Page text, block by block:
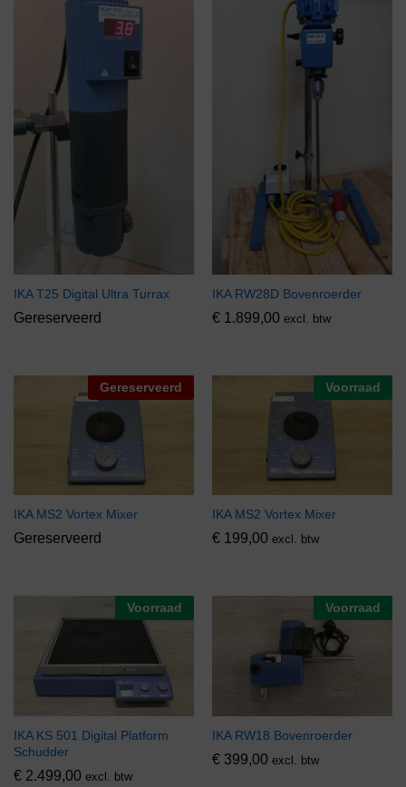
IKA T25 Digital Ultra Turrax
Gereserveerd
IKA RW28D Bovenroerder
€ 1.899,00 excl. btw
Gereserveerd
IKA MS2 Vortex Mixer
Gereserveerd
Voorraad
IKA MS2 Vortex Mixer
€ 199,00 excl. btw
Voorraad
IKA KS 501 Digital Platform
Schudder
€ 2.499,00 excl. btw
Voorraad
IKA RW18 Bovenroerder
€ 399,00 excl. btw